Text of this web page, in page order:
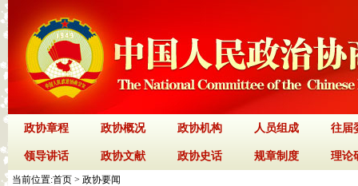
政协章程 政协概况 政协机构 人员组成 往届
领导讲话 政协文献 政协史话 规章制度 理论
当前位置:首页 > 政协要闻